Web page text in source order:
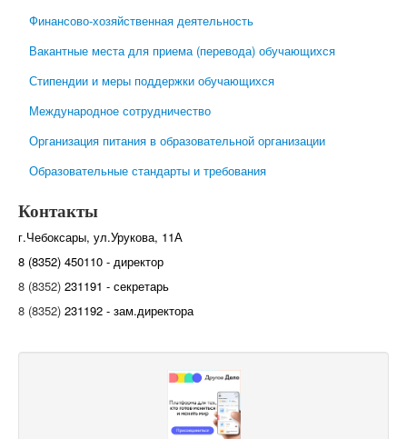
Финансово-хозяйственная деятельность
Вакантные места для приема (перевода) обучающихся
Стипендии и меры поддержки обучающихся
Международное сотрудничество
Организация питания в образовательной организации
Образовательные стандарты и требования
Контакты
г.Чебоксары, ул.Урукова, 11А
8 (8352) 450110 - директор
8 (8352) 231191 - секретарь
8 (8352) 231192 - зам.директора